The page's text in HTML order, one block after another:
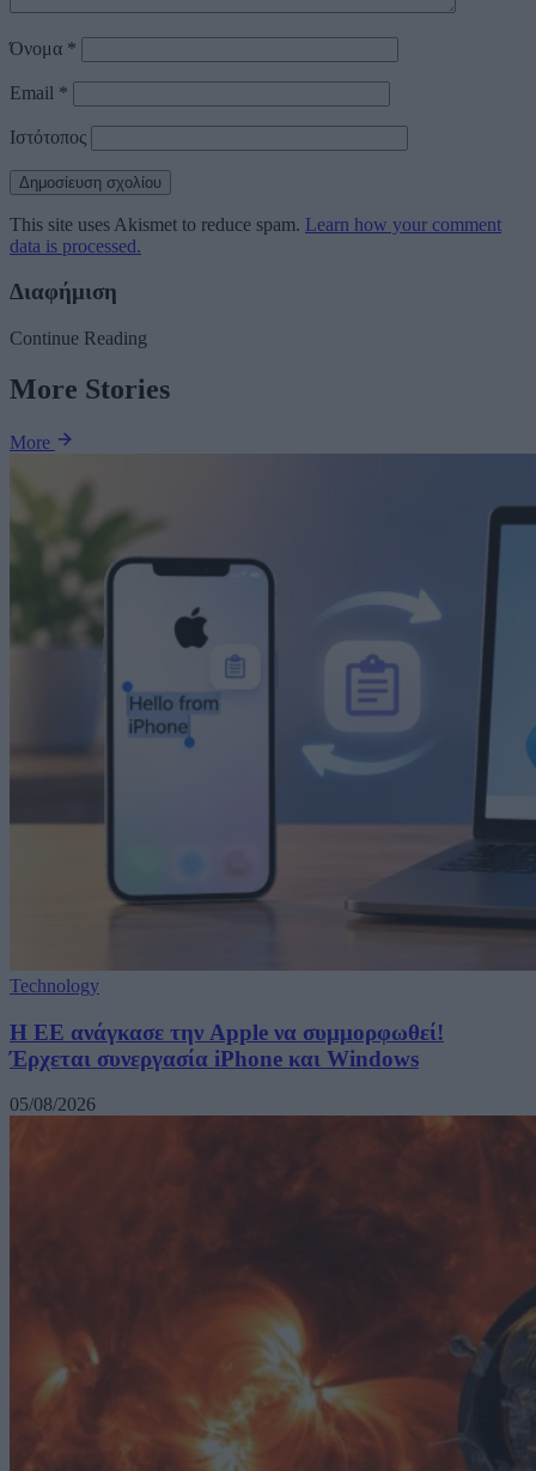
Όνομα *
Email *
Ιστότοπος
This site uses Akismet to reduce spam. Learn how your comment
data is processed.
Διαφήμιση
Continue Reading
More Stories
More
Technology
H ΕΕ ανάγκασε την Apple να συμμορφωθεί!
Έρχεται συνεργασία iPhone και Windows
05/08/2026